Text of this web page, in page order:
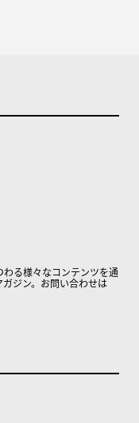
る様々なコンテンツを通
ジン。お問い合わせは